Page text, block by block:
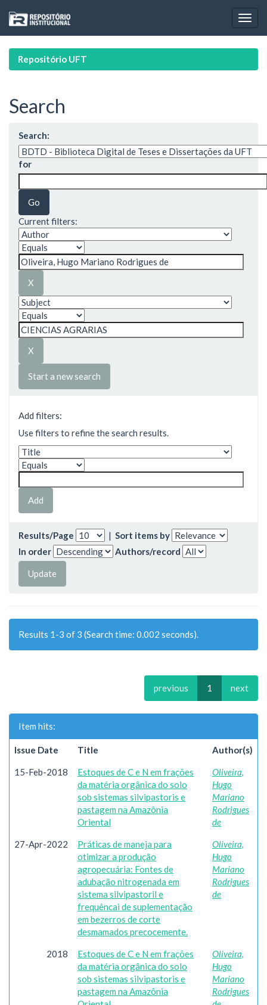
navigation
Repositório UFT
Search
Search:
for
Current filters:
Start a new search
Add filters:
Use filters to refine the search results.
Results/Page | Sort items by
In order
Authors/record
Results 1-3 of 3 (Search time: 0.002 seconds).
previous 1 next
Item hits:
Issue Date Title Author(s)
15-Feb-2018
Estoques de C e N em frações
da matéria orgânica do solo
sob sistemas silvipastoris e
pastagem na Amazônia
Oriental
Oliveira,
Hugo
Mariano
Rodrigues
de
27-Apr-2022
Práticas de maneja para
otimizar a produção
agropecuária: Fontes de
adubação nitrogenada em
sistema silvipastoril e
frequêncai de suplementação
em bezerros de corte
desmamados precocemente.
Oliveira,
Hugo
Mariano
Rodrigues
de
2018
Estoques de C e N em frações
da matéria orgânica do solo
sob sistemas silvipastoris e
pastagem na Amazônia
Oliveira,
Hugo
Mariano
Rodrigues